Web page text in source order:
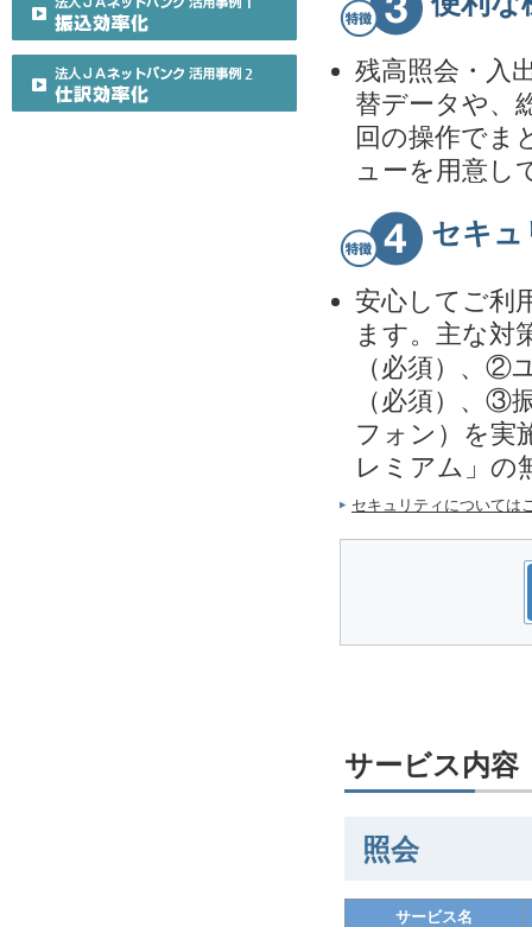
残高照会・入
替データや、
回の操作でま
ューを用意し
セキュ
安心してご利
ます。主な対
（必須）、②
（必須）、③
フォン）を実
レミアム」の
セキュリティについては
サービス内容
照会
サービス名